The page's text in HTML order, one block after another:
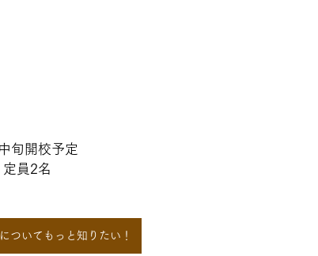
旬 開校予定
定員2名
ついてもっと知りたい！